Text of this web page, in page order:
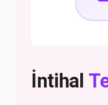
İntihal